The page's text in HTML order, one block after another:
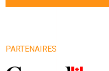
PARTENAIRES